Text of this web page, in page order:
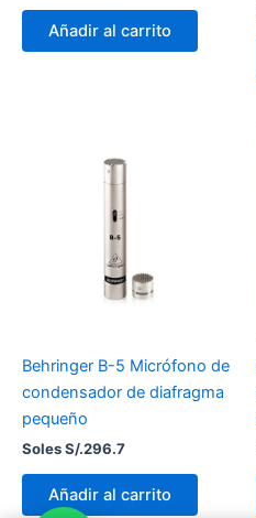
Añadir al carrito
Behringer B-5 Micrófono de
condensador de diafragma
pequeño
Soles S/.296.7
Añadir al carrito